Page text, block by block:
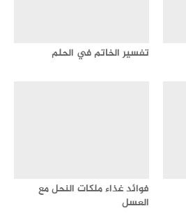
تفسير الخاتم في الحلم
فوائد غذاء ملكات النحل مع
العسل